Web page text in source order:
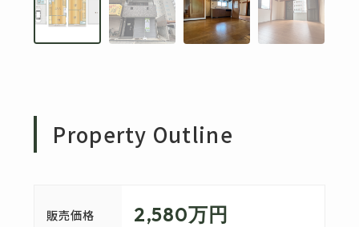
Property Outline
販売価格 2,580万円